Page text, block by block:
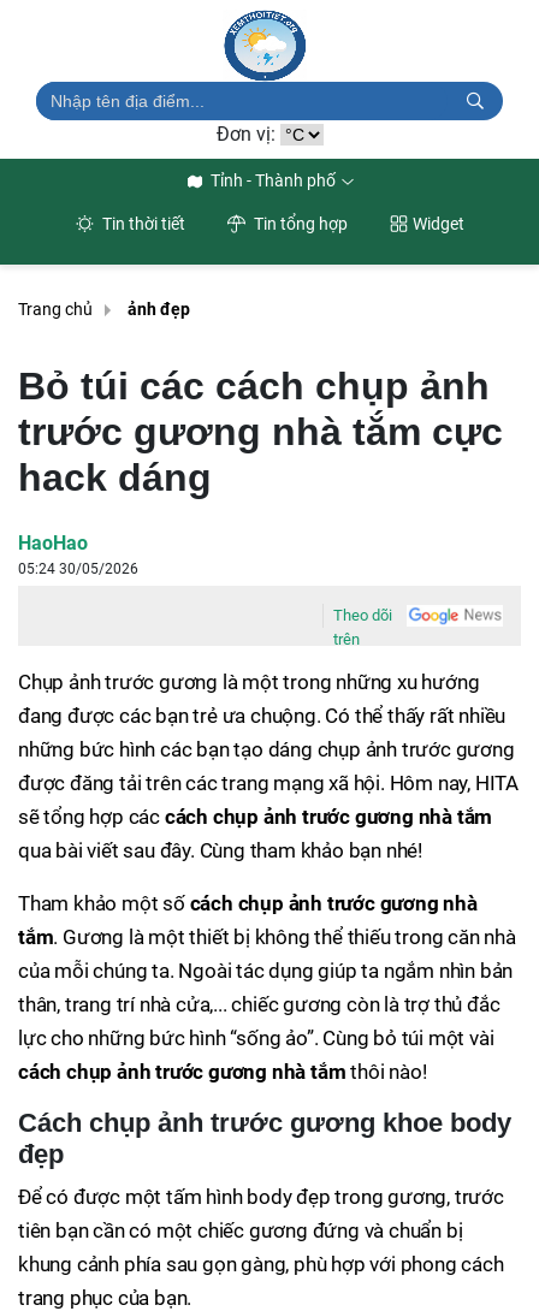
Đơn vị:
Tỉnh - Thành phố
Tin thời tiết Tin tổng hợp Widget
Trang chủ ảnh đẹp
Bỏ túi các cách chụp ảnh
trước gương nhà tắm cực
hack dáng
HaoHao
05:24 30/05/2026
Theo dõi
trên
Chụp ảnh trước gương là một trong những xu hướng
đang được các bạn trẻ ưa chuộng. Có thể thấy rất nhiều
những bức hình các bạn tạo dáng chụp ảnh trước gương
được đăng tải trên các trang mạng xã hội. Hôm nay, HITA
sẽ tổng hợp các cách chụp ảnh trước gương nhà tắm
qua bài viết sau đây. Cùng tham khảo bạn nhé!
Tham khảo một số cách chụp ảnh trước gương nhà
tắm. Gương là một thiết bị không thể thiếu trong căn nhà
của mỗi chúng ta. Ngoài tác dụng giúp ta ngắm nhìn bản
thân, trang trí nhà cửa,... chiếc gương còn là trợ thủ đắc
lực cho những bức hình “sống ảo”. Cùng bỏ túi một vài
cách chụp ảnh trước gương nhà tắm thôi nào!
Cách chụp ảnh trước gương khoe body
đẹp
Để có được một tấm hình body đẹp trong gương, trước
tiên bạn cần có một chiếc gương đứng và chuẩn bị
khung cảnh phía sau gọn gàng, phù hợp với phong cách
trang phục của bạn.